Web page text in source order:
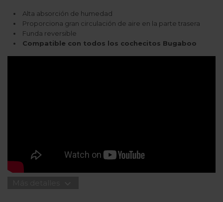
Alta absorción de humedad
Proporciona gran circulación de aire en la parte trasera
Funda reversible
Compatible con todos los cochecitos Bugaboo